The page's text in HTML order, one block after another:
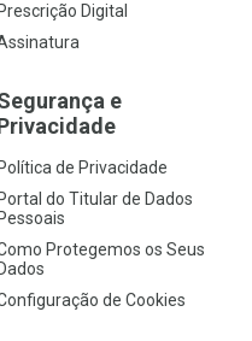
Prescrição Digital
e
Política de Privacidade
Portal do Titular de Dados
Pessoais
Protegemos os Seus
Dados
de Cookies